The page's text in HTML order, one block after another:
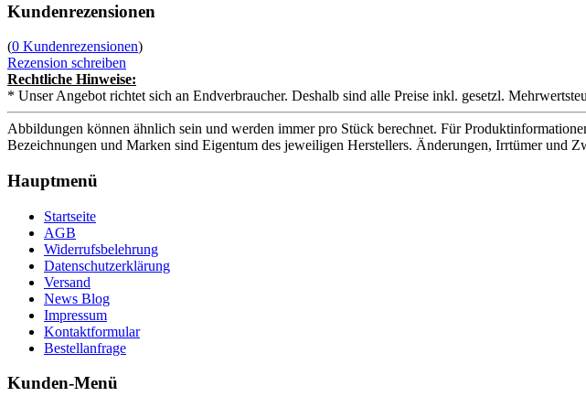
Kundenrezensionen
(0 Kundenrezensionen)
Rezension schreiben
Rechtliche Hinweise:
* Unser Angebot richtet sich an Endverbraucher. Deshalb sind alle Preise inkl. gesetzl.
Abbildungen können ähnlich sein und werden immer pro Stück berechnet. Für
Bezeichnungen und Marken sind Eigentum des jeweiligen Herstellers. Änderungen, Irrtümer und
Hauptmenü
Startseite
AGB
Widerrufsbelehrung
Datenschutzerklärung
Versand
News Blog
Impressum
Kontaktformular
Bestellanfrage
Kunden-Menü